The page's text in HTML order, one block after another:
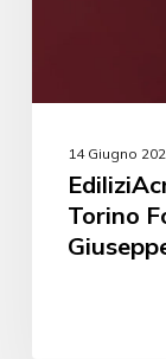
14 Giugno
Torino